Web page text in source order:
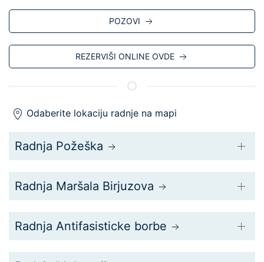
POZOVI
REZERVIŠI ONLINE OVDE
Odaberite lokaciju radnje na mapi
Radnja Požeška
Radnja Maršala Birjuzova
Radnja Antifasisticke borbe